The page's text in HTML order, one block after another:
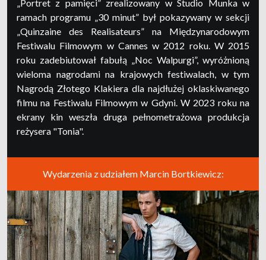
„Portret z pamięci” zrealizowany w Studio Munka w
ramach programu „30 minut” był pokazywany w sekcji
„Quinzaine des Realisateurs” na Międzynarodowym
Festiwalu Filmowym w Cannes w 2012 roku. W 2015
roku zadebiutował fabułą „Noc Walpurgi”, wyróżnioną
wieloma nagrodami na krajowych festiwalach, w tym
Nagrodą Złotego Klakiera dla najdłużej oklaskiwanego
filmu na Festiwalu Filmowym w Gdyni. W 2023 roku na
ekrany kin weszła druga pełnometrażowa produkcja
reżysera "Tonia".
Wydarzenia z udziałem Marcin Bortkiewicz: